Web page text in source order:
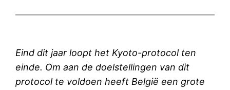
Eind dit jaar loopt het Kyoto-protocol ten
einde. Om aan de doelstellingen van dit
protocol te voldoen heeft België een grote